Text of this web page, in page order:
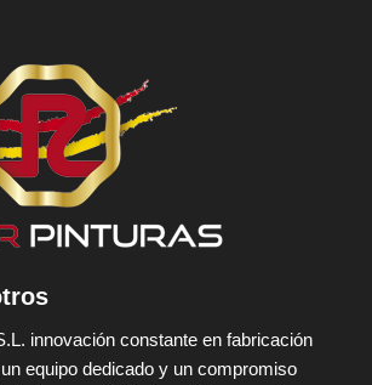
innovación constante en fabricación
equipo dedicado y un compromiso